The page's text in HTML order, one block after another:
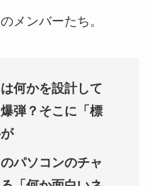
メンバーたち。
何かを設計して
弾？そこに「標
パソコンのチャ